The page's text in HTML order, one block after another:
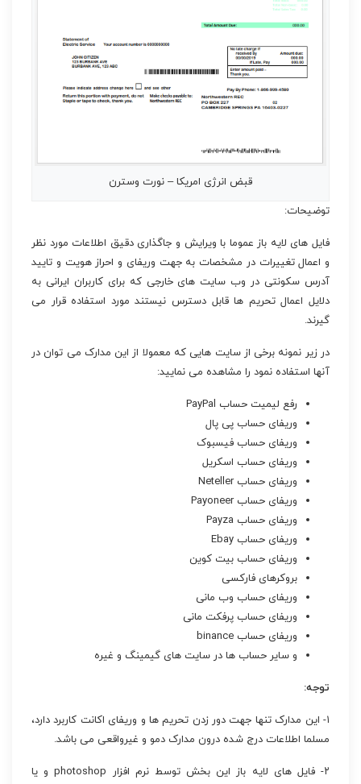
قبض انرژی امریکا – نورت وسترن
توضیحات:
فایل های لایه باز عموما با ویرایش و جاگذاری دقیق اطلاعات مورد نظر
و اعمال تغییرات در مشخصات به جهت وریفای و احراز هویت و تایید
آدرس سکونتی در وب سایت های خارجی که برای کاربران ایرانی به
دلایل اعمال تحریم ها قابل دسترس نیستند مورد استفاده قرار می
گیرند.
در زیر نمونه برخی از سایت هایی که معمولا از این مدارک می توان در
آنها استفاده نمود را مشاهده می نمایید:
رفع لیمیت حساب PayPal
وریفای حساب پی پال
وریفای حساب فیسبوک
وریفای حساب اسکریل
وریفای حساب Neteller
وریفای حساب Payoneer
وریفای حساب Payza
وریفای حساب Ebay
وریفای حساب بیت کوین
بروکرهای فارکسی
وریفای حساب وب مانی
وریفای حساب پرفکت مانی
وریفای حساب binance
و سایر حساب ها در سایت های گیمینگ و غیره
توجه:
۱- این مدارک تنها جهت دور زدن تحریم ها و وریفای اکانت کاربرد دارد،
مسلما اطلاعات درج شده درون مدارک دمو و غیرواقعی می باشد.
۲- فایل های لایه باز این بخش توسط نرم افزار photoshop و یا